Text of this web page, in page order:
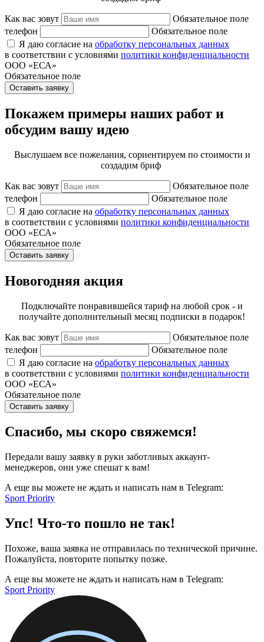
Как вас зовут
Обязательное поле
телефон
Обязательное поле
Я даю согласие на обработку персональных данных
в соответствии с условиями политики конфиденциальности
ООО «ЕСА»
Обязательное поле
Оставить заявку
Покажем примеры наших работ и
обсудим вашу идею
Выслушаем все пожелания, сориентируем по стоимости и
создадим бриф
Как вас зовут
Обязательное поле
телефон
Обязательное поле
Я даю согласие на обработку персональных данных
в соответствии с условиями политики конфиденциальности
ООО «ЕСА»
Обязательное поле
Оставить заявку
Новогодняя акция
Подключайте понравившейся тариф на любой срок - и
получайте дополнительный месяц подписки в подарок!
Как вас зовут
Обязательное поле
телефон
Обязательное поле
Я даю согласие на обработку персональных данных
в соответствии с условиями политики конфиденциальности
ООО «ЕСА»
Обязательное поле
Оставить заявку
Спасибо, мы скоро свяжемся!
Передали вашу заявку в руки заботливых аккаунт-
менеджеров, они уже спешат к вам!
А еще вы можете не ждать и написать нам в Telegram:
Sport Priority
Упс! Что-то пошло не так!
Похоже, ваша заявка не отправилась по технической причине.
Пожалуйста, повторите попытку позже.
А еще вы можете не ждать и написать нам в Telegram:
Sport Priority